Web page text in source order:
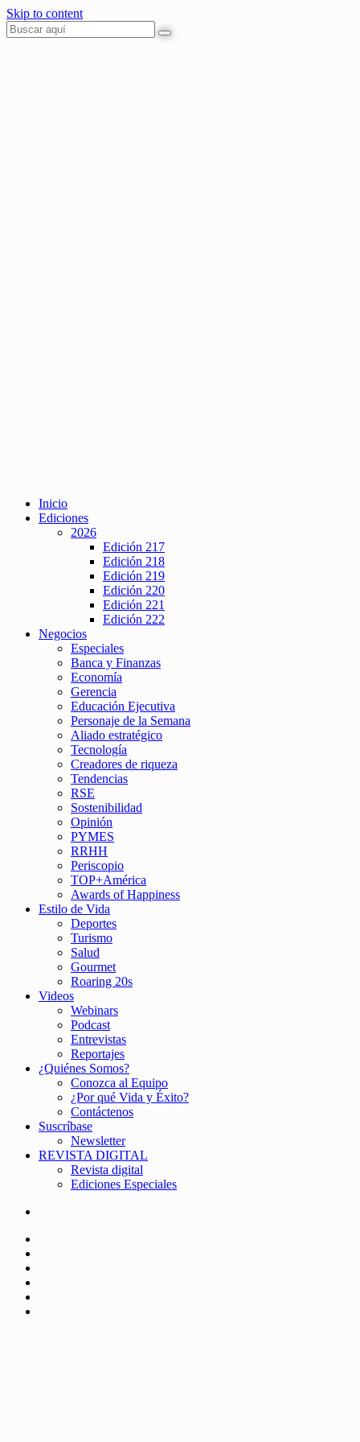
Skip to content
Inicio
Ediciones
2026
Edición 217
Edición 218
Edición 219
Edición 220
Edición 221
Edición 222
Negocios
Especiales
Banca y Finanzas
Economía
Gerencia
Educación Ejecutiva
Personaje de la Semana
Aliado estratégico
Tecnología
Creadores de riqueza
Tendencias
RSE
Sostenibilidad
Opinión
PYMES
RRHH
Periscopio
TOP+América
Awards of Happiness
Estilo de Vida
Deportes
Turismo
Salud
Gourmet
Roaring 20s
Videos
Webinars
Podcast
Entrevistas
Reportajes
¿Quiénes Somos?
Conozca al Equipo
¿Por qué Vida y Éxito?
Contáctenos
Suscríbase
Newsletter
REVISTA DIGITAL
Revista digital
Ediciones Especiales